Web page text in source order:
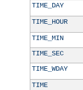
TIME_DAY
TIME_HOUR
TIME_MIN
TIME_SEC
TIME_WDAY
TIME